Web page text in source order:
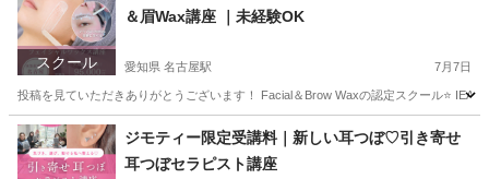
スクール
＆眉Wax講座 ｜未経験OK
愛知県 名古屋駅 7月7日
投稿を見ていただきありがとうございます！ Facial＆Brow Waxの認定スクール⭐️ IEA
愛知 名古屋市 その他 フェイシャル
ジモティー限定受講料｜新しい耳つぼ♡引き寄せ
耳つぼセラピスト講座